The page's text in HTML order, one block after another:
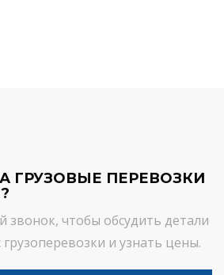
ГРУЗОВЫЕ ПЕРЕВОЗКИ
звонок, чтобы обсудить детали
и узнать цены.